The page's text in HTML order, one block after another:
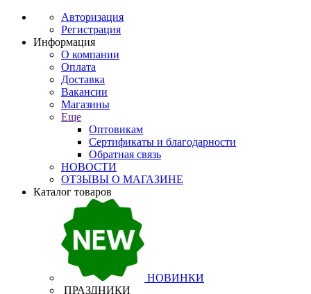
Авторизация
Регистрация
Информация
О компании
Оплата
Доставка
Вакансии
Магазины
Еще
Оптовикам
Сертификаты и благодарности
Обратная связь
НОВОСТИ
ОТЗЫВЫ О МАГАЗИНЕ
Каталог товаров
НОВИНКИ
ПРАЗДНИКИ